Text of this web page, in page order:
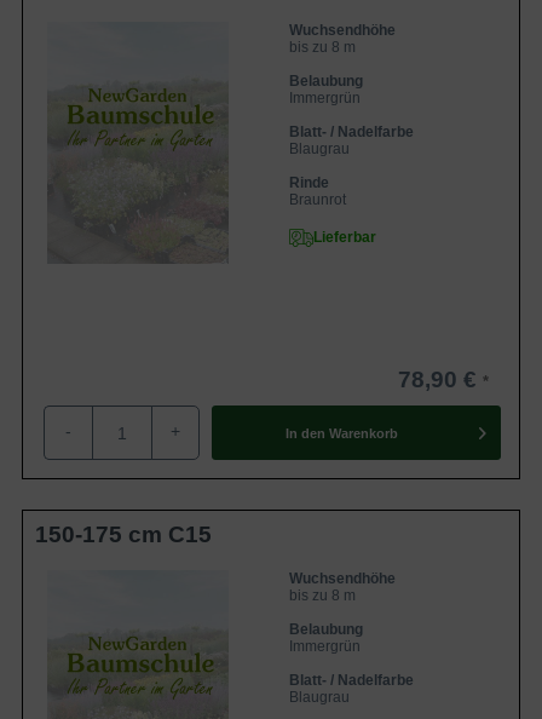
Wuchsendhöhe
bis zu 8 m
Belaubung
Immergrün
Blatt- / Nadelfarbe
Blaugrau
Rinde
Braunrot
Lieferbar
78,90 €
- + In den Warenkorb
150-175 cm C15
Wuchsendhöhe
bis zu 8 m
Belaubung
Immergrün
Blatt- / Nadelfarbe
Blaugrau